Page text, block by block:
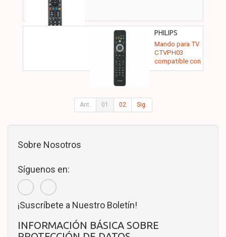
PHILIPS
COMPATIBLE -
02ACCOEMCTVPH03
Mando para TV
CTVPH03
compatible con
Philips
Ant. 01 02 Sig.
Sobre Nosotros
Síguenos en:
¡Suscríbete a Nuestro Boletín!
INFORMACIÓN BÁSICA SOBRE